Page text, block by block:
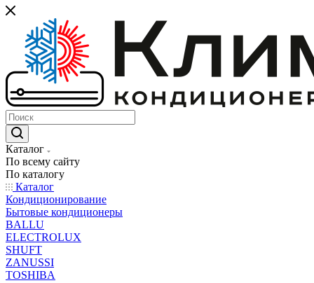
Каталог
По всему сайту
По каталогу
Каталог
Кондиционирование
Бытовые кондиционеры
BALLU
ELECTROLUX
SHUFT
ZANUSSI
TOSHIBA